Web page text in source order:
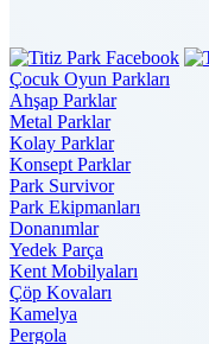
Çocuk Oyun Parkları
Ahşap Parklar
Metal Parklar
Kolay Parklar
Konsept Parklar
Park Survivor
Park Ekipmanları
Donanımlar
Yedek Parça
Kent Mobilyaları
Çöp Kovaları
Kamelya
Pergola